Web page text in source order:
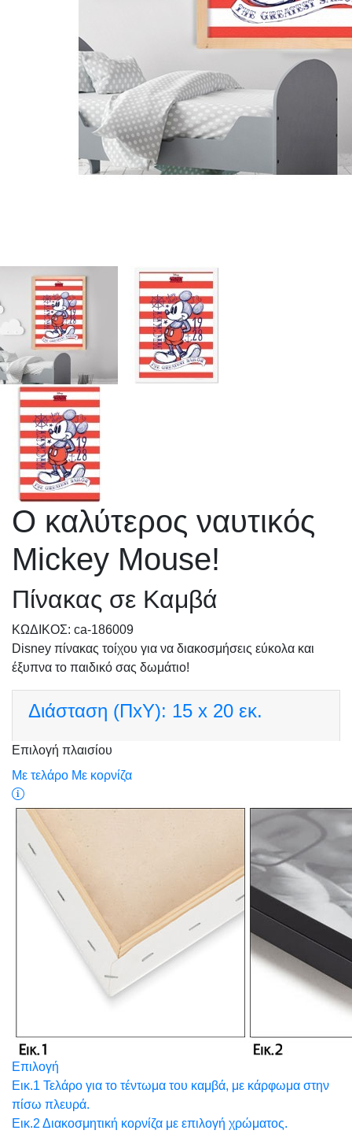
Ο καλύτερος ναυτικός
Mickey Mouse!
Πίνακας σε Καμβά
KΩΔΙΚΟΣ: ca-186009
Disney πίνακας τοίχου για να διακοσμήσεις εύκολα και
έξυπνα το παιδικό σας δωμάτιο!
Διάσταση (ΠxΥ): 15 x 20 εκ.
Επιλογή πλαισίου
Με τελάρο Με κορνίζα
Επιλογή
Εικ.1 Τελάρο για το τέντωμα του καμβά, με κάρφωμα στην
πίσω πλευρά.
Εικ.2 Διακοσμητική κορνίζα με επιλογή χρώματος.